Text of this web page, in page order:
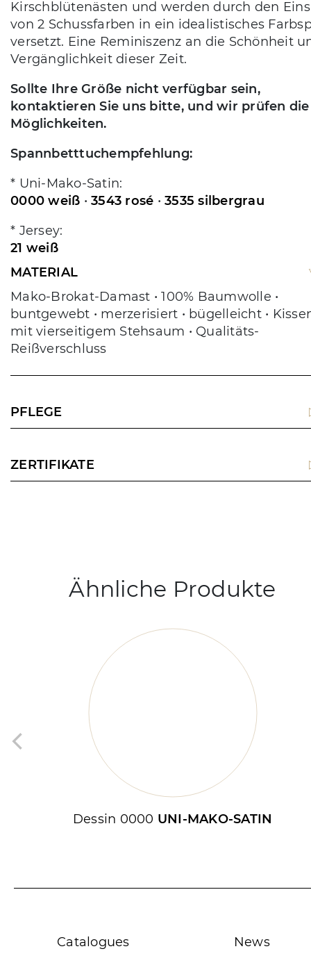
Kirschblütenästen und werden durch den
von 2 Schussfarben in ein idealistisches
versetzt. Eine Reminiszenz an die Schönheit
Vergänglichkeit dieser Zeit.
Sollte Ihre Größe nicht verfügbar sein,
kontaktieren Sie uns bitte, und wir prüfen die
Möglichkeiten.
Spannbetttuchempfehlung:
* Uni-Mako-Satin:
0000 weiß • 3543 rosé • 3535 silbergrau
* Jersey:
21 weiß
MATERIAL
Mako-Brokat-Damast • 100% Baumwolle •
buntgewebt • merzerisiert • bügelleicht •
mit vierseitigem Stehsaum • Qualitäts-
Reißverschluss
PFLEGE
ZERTIFIKATE
Ähnliche Produkte
Dessin 0000 UNI-MAKO-SATIN
Catalogues News